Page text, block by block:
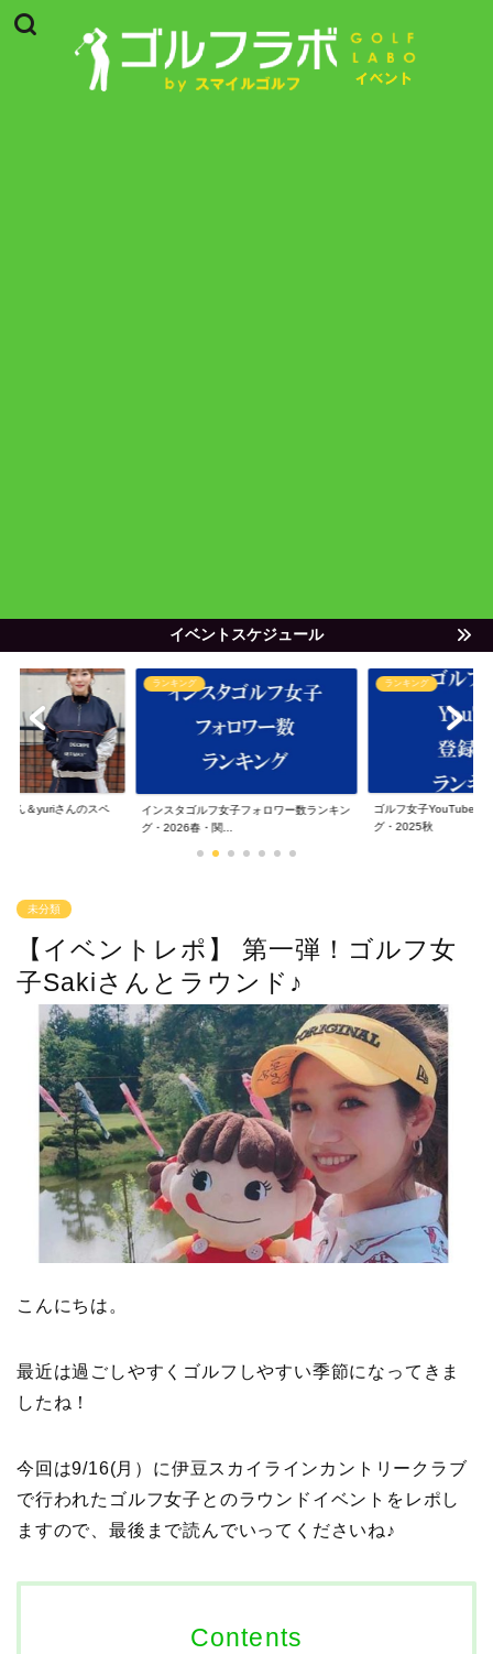
イベントスケジュール
ん＆yuriさんのスペ
ランキング
インスタゴルフ女子フォロワー数ランキン
グ・2026春・関...
ランキング
ゴルフ女子YouTube登
グ・2025秋
未分類
【イベントレポ】 第一弾！ゴルフ女
子Sakiさんとラウンド♪
こんにちは。
最近は過ごしやすくゴルフしやすい季節になってきま
したね！
今回は9/16(月）に伊豆スカイラインカントリークラブ
で行われたゴルフ女子とのラウンドイベントをレポし
ますので、最後まで読んでいってくださいね♪
Contents